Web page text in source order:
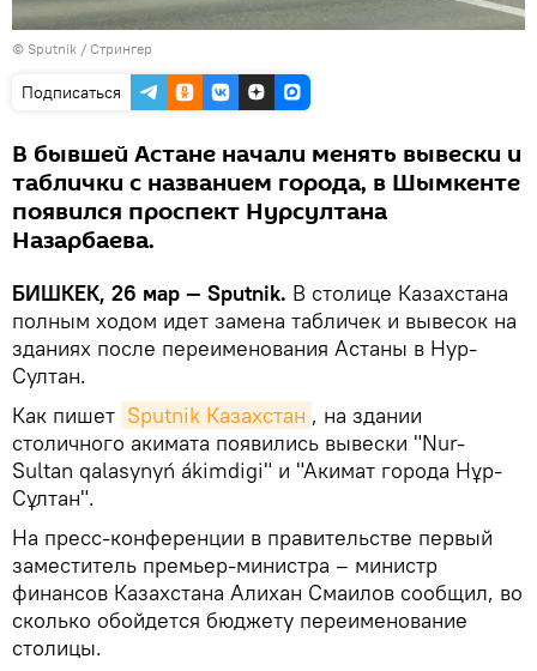
© Sputnik / Стрингер
Подписаться
В бывшей Астане начали менять вывески и
таблички с названием города, в Шымкенте
появился проспект Нурсултана
Назарбаева.
БИШКЕК, 26 мар — Sputnik. В столице Казахстана
полным ходом идет замена табличек и вывесок на
зданиях после переименования Астаны в Нур-
Султан.
Как пишет Sputnik Казахстан , на здании
столичного акимата появились вывески "Nur-
Sultan qalasynyń ákimdigi" и "Акимат города Нұр-
Сұлтан".
На пресс-конференции в правительстве первый
заместитель премьер-министра – министр
финансов Казахстана Алихан Смаилов сообщил, во
сколько обойдется бюджету переименование
столицы.